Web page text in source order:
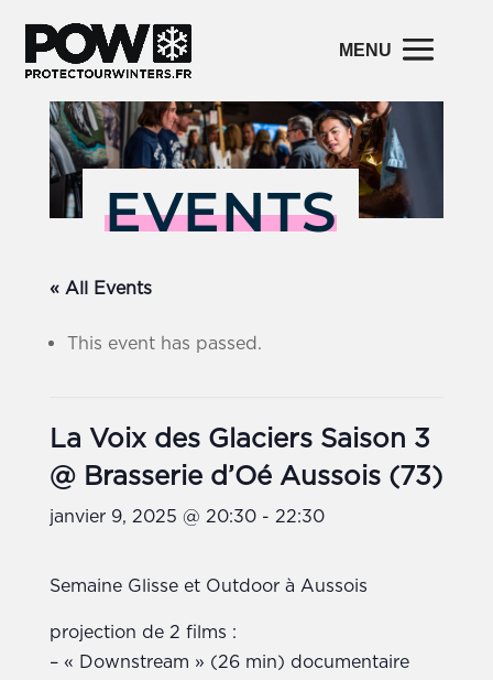
EVENTS
« All Events
This event has passed.
La Voix des Glaciers Saison 3
@ Brasserie d’Oé Aussois (73)
janvier 9, 2025 @ 20:30- 22:30
Semaine Glisse et Outdoor à Aussois
projection de 2 films :
– « Downstream » (26 min) documentaire